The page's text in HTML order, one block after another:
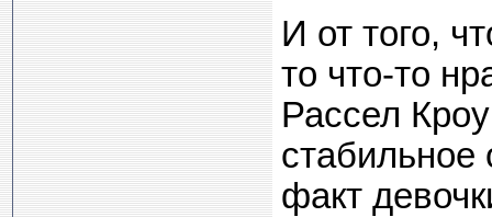
И от того,
то что-то
Рассел
факт